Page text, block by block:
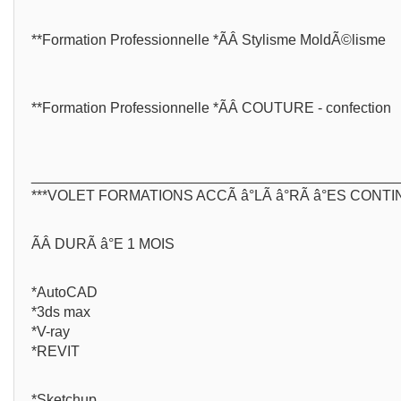
**Formation Professionnelle *ÃÂ Stylisme MoldÃ©lisme
**Formation Professionnelle *ÃÂ COUTURE - confection
***VOLET FORMATIONS ACCÃ â°LÃ â°RÃ â°ES
ÃÂ DURÃ â°E 1 MOIS
*AutoCAD
*3ds max
*V-ray
*REVIT